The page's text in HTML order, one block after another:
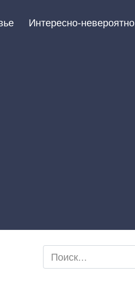
Интересно-невероятно
Search
for: